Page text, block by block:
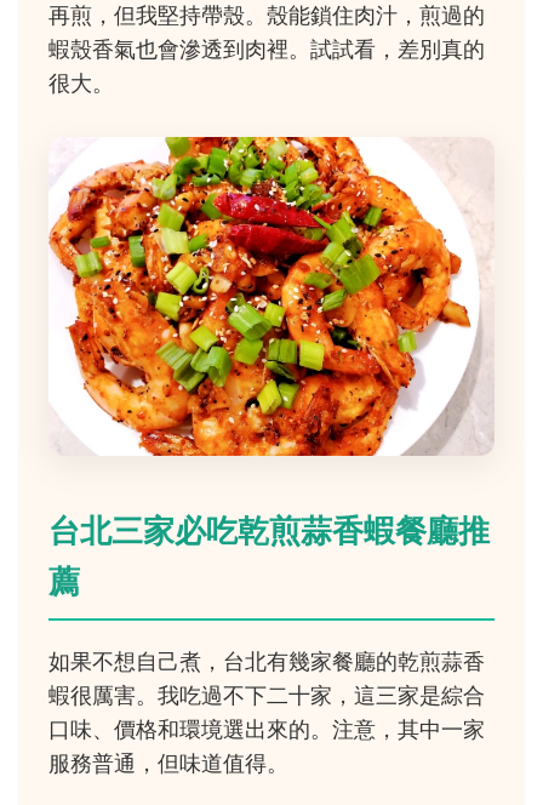
再煎，但我堅持帶殼。殼能鎖住肉汁，煎過的
蝦殼香氣也會滲透到肉裡。試試看，差別真的
很大。
台北三家必吃乾煎蒜香蝦餐廳推
薦
如果不想自己煮，台北有幾家餐廳的乾煎蒜香
蝦很厲害。我吃過不下二十家，這三家是綜合
口味、價格和環境選出來的。注意，其中一家
服務普通，但味道值得。